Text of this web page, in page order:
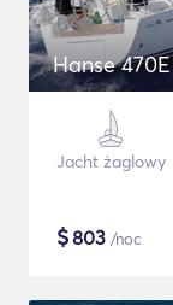
Hanse 470E
Jacht żaglowy
$803 /noc